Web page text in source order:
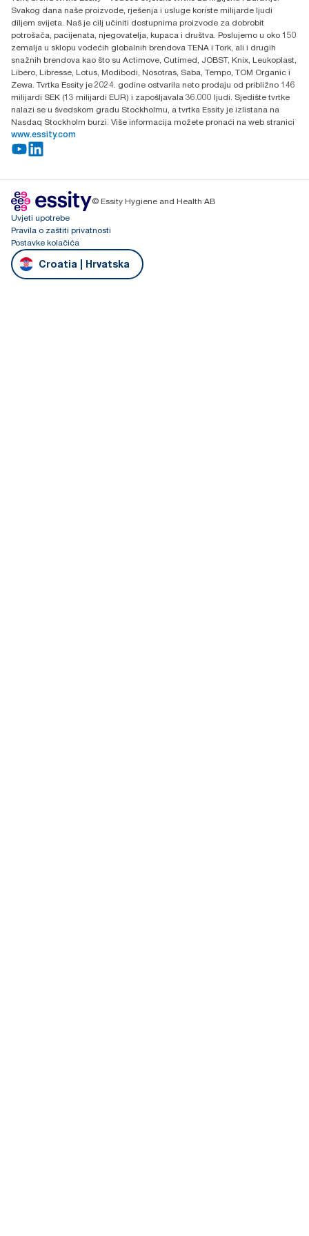
Budakeszi út 51.
Svakog dana naše proizvode, rješenja i usluge koriste milijarde ljudi
diljem svijeta. Naš je cilj učiniti dostupnima proizvode za dobrobit
potrošača, pacijenata, njegovatelja, kupaca i društva. Poslujemo u oko 150
zemalja u sklopu vodećih globalnih brendova TENA i Tork, ali i drugih
snažnih brendova kao što su Actimove, Cutimed, JOBST, Knix, Leukoplast,
Libero, Libresse, Lotus, Modibodi, Nosotras, Saba, Tempo, TOM Organic i
Zewa. Tvrtka Essity je 2024. godine ostvarila neto prodaju od približno 146
milijardi SEK (13 milijardi EUR) i zapošljavala 36.000 ljudi. Sjedište tvrtke
nalazi se u švedskom gradu Stockholmu, a tvrtka Essity je izlistana na
Nasdaq Stockholm burzi. Više informacija možete pronaći na web stranici
www.essity.com
© Essity Hygiene and Health AB
Uvjeti upotrebe
Pravila o zaštiti privatnosti
Postavke kolačića
Croatia | Hrvatska